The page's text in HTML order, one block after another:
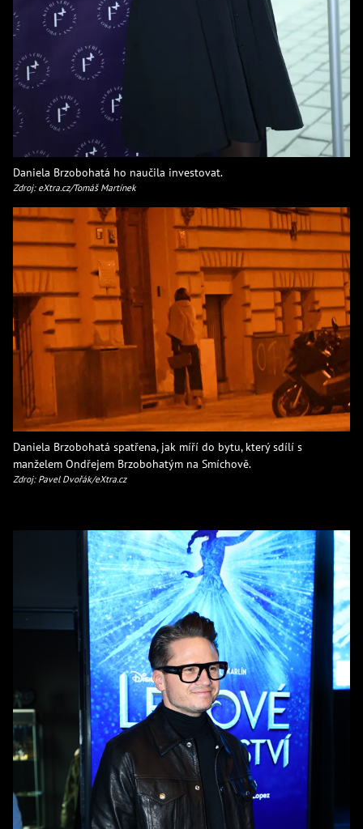
Daniela Brzobohatá ho naučila investovat.
Zdroj: eXtra.cz/Tomáš Martínek
Daniela Brzobohatá spatřena, jak míří do bytu, který sdílí s
manželem Ondřejem Brzobohatým na Smíchově.
Zdroj: Pavel Dvořák/eXtra.cz